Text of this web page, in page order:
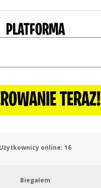
PLATFORMA
TERAZ!
Użytkownicy online: 18
Biegałem